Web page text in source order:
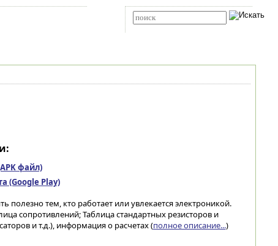
файл)
(Google Play)
полезно тем, кто работает или увлекается электроникой.
сопротивлений; Таблица стандартных резисторов и
и т.д.), информация о расчетах (полное описание...)